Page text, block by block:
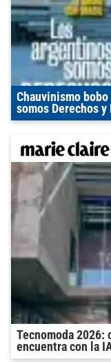
Chauvinismo
somos Derechos y
Tecnomoda 2026:
encuentra con la